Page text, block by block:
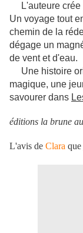
L'auteure crée
Un voyage tout
chemin de la
dégage un
de vent et d'eau.
Une histoire
magique, une
savourer dans
éditions la brune
L'avis de Clara